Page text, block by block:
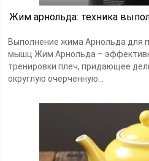
Жим арнольда: техника
Выполнение жима Арнольда для
мышц Жим Арнольда –
тренировки плеч, придающее
округлую очерченную...